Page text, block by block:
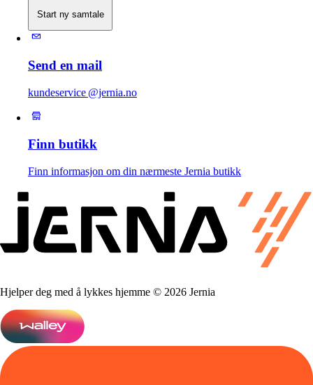
Start ny samtale
Send en mail
kundeservice @jernia.no
Finn butikk
Finn informasjon om din nærmeste Jernia butikk
Hjelper deg med å lykkes hjemme © 2026 Jernia